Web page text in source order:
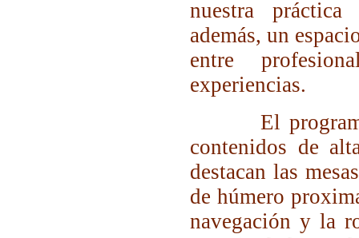
nuestra
además, un
entre
experiencias.
El programa
contenidos de
destacan las
de húmero
navegación y la